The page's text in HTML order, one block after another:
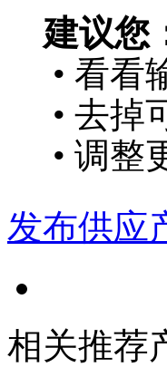
建议您
• 看看
• 去掉
• 调整
发布供应
相关推荐